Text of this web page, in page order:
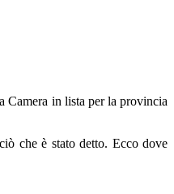
Camera in lista per la provincia
che è stato detto. Ecco dove